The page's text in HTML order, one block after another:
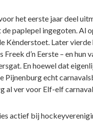
het eerste jaar deel
de paplepel ingegoten. Al
Kènderstoet. Later
d’n Eerste – en hun
En hoewel dat
Pijnenburg echt
al ver voor Elf-elf
actief bij